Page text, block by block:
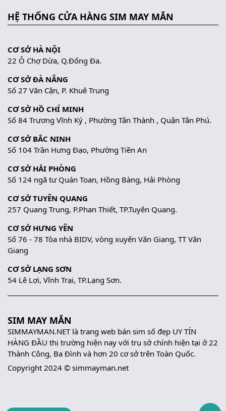
HỆ THỐNG CỬA HÀNG SIM MAY MẮN
CƠ SỞ HÀ NỘI
22 Ô Chợ Dừa, Q.Đống Đa.
CƠ SỞ ĐÀ NẴNG
Số 27 Văn Cận, P. Khuê Trung
CƠ SỞ HỒ CHÍ MINH
Số 84 Trương Vĩnh Ký , Phường Tân Thành , Quận Tân Phú.
CƠ SỞ BẮC NINH
Số 104 Trần Hưng Đạo, Phường Tiền An
CƠ SỞ HẢI PHÒNG
Số 124 ngã tư Quán Toan, Hồng Bàng, Hải Phòng
CƠ SỞ TUYÊN QUANG
257 Quang Trung, P.Phan Thiết, TP.Tuyên Quang.
CƠ SỞ HƯNG YÊN
Số 76 - 78 Tòa nhà BIDV, vòng xuyến Văn Giang, TT Văn
Giang
CƠ SỞ LẠNG SƠN
54 Lê Lợi, Vĩnh Trại, TP.Lạng Sơn.
SIM MAY MẮN
SIMMAYMAN.NET là trang web bán sim số đẹp UY TÍN
HÀNG ĐẦU thị trường hiện nay với trụ sở chính hiện tại ở 22
Thành Công, Ba Đình và hơn 20 cơ sở trên Toàn Quốc.
Copyright 2024 © simmayman.net